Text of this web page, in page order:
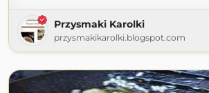
Przysmaki Karolki
przysmakikarolki.blogspot.com